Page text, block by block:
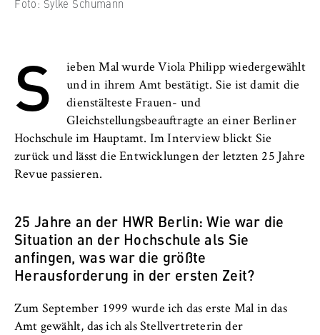
n
S
c
o
o
l
o
f
E
c
Neuigkeiten
Personen und Kontakte
Formulare
FB 2 Duales Studium
FB 3 Allgemeine Verwaltung
FB 4 Rechtspflege
FB 5 Polizei und
Sicherheitsmanagement
Berlin Professional School
Foto: Sylke Schumann
S
ieben Mal wurde Viola Philipp wiedergewählt
und in ihrem Amt bestätigt. Sie ist damit die
dienstälteste Frauen- und
Gleichstellungsbeauftragte an einer Berliner
Hochschule im Hauptamt. Im Interview blickt Sie
zurück und lässt die Entwicklungen der letzten 25 Jahre
Revue passieren.
25 Jahre an der HWR Berlin: Wie war die
Situation an der Hochschule als Sie
anfingen, was war die größte
Herausforderung in der ersten Zeit?
Zum September 1999 wurde ich das erste Mal in das
Amt gewählt, das ich als Stellvertreterin der
Zweck:
Speichert den Zustimmungsstatus des
Benutzers für Cookies auf der aktuellen
Domäne. Dadurch wird verhindert, dass das
Cookie-Banner bei jedem erneuten Aufruf
der Website wiederholt angezeigt wird.
Cookie Laufzeit:
TYPO3 Frontend Nutzer
Name:
Anbieter: